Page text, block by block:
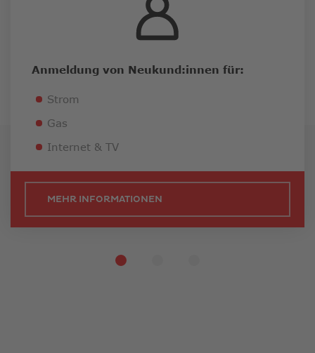
Anmeldung von Neukund:innen für:
Strom
Gas
Internet & TV
MEHR INFORMATIONEN